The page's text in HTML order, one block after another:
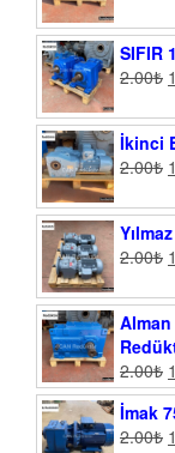
SIFIR
2.00₺
İkinci
2.00₺
2.00₺
Alman
2.00₺
İmak
2.00₺